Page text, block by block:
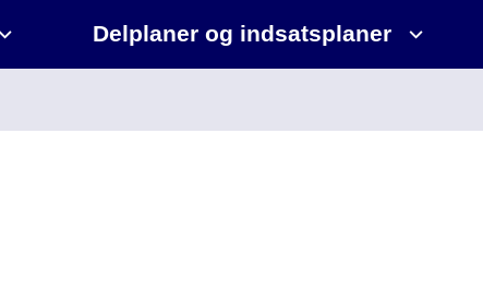
Delplaner og indsatsplaner